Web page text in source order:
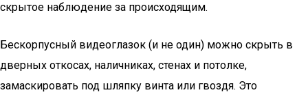
скрытое наблюдение за происходящим.
Бескорпусный видеоглазок (и не один) можно скрыть в
дверных откосах, наличниках, стенах и потолке,
замаскировать под шляпку винта или гвоздя. Это